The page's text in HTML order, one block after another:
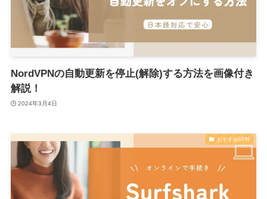
NordVPNの自動更新を停止(解除)する方法を画像付き
解説！
2024年3月4日
おすすめVPN